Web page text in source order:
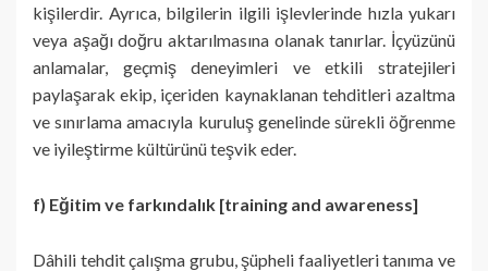
kişilerdir. Ayrıca, bilgilerin ilgili işlevlerinde hızla yukarı
veya aşağı doğru aktarılmasına olanak tanırlar. İçyüzünü
anlamalar, geçmiş deneyimleri ve etkili stratejileri
paylaşarak ekip, içeriden kaynaklanan tehditleri azaltma
ve sınırlama amacıyla kuruluş genelinde sürekli öğrenme
ve iyileştirme kültürünü teşvik eder.
f) Eğitim ve farkındalık [training and awareness]
Dâhili tehdit çalışma grubu, şüpheli faaliyetleri tanıma ve